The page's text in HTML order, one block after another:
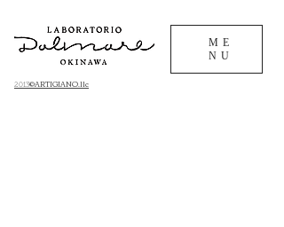
​2013©ARTIGIANO.llc
ME
NU